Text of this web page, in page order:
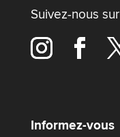
Suivez-nous sur
Informez-vous